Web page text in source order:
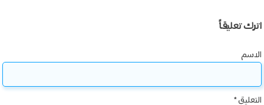
اترك تعليقاً
الاسم
التعليق*